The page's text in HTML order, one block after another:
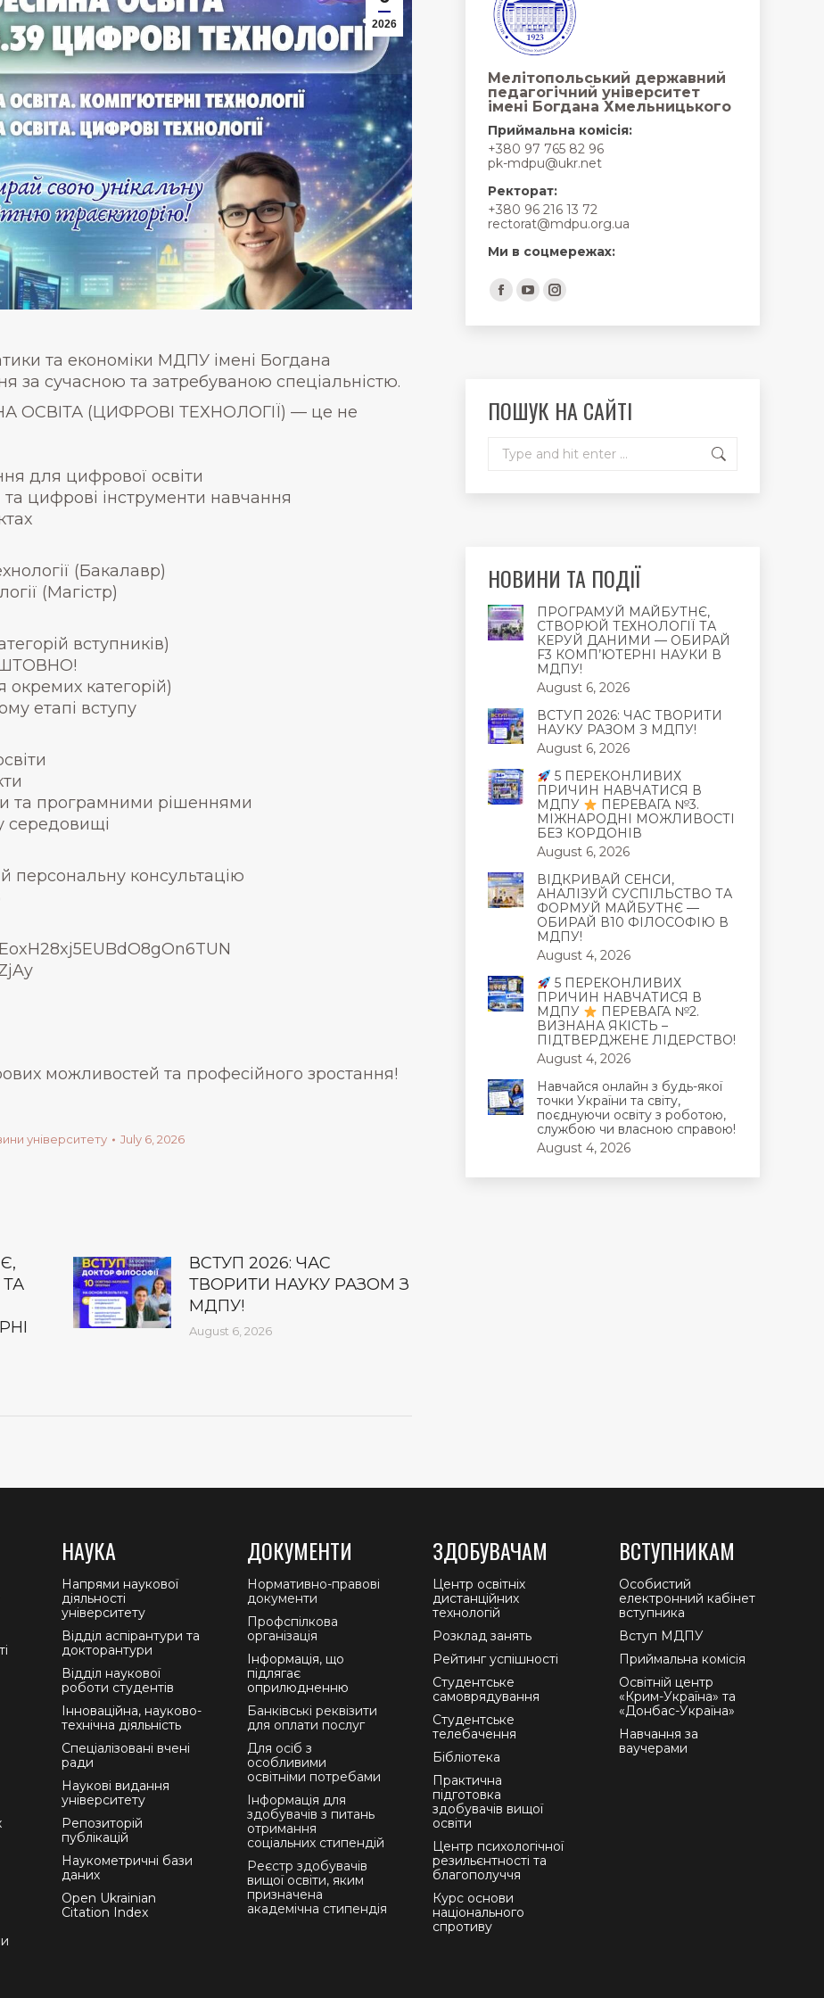
2026
та економіки МДПУ імені Богдана
за сучасною та затребуваною спеціальністю.
ОСВІТА (ЦИФРОВІ ТЕХНОЛОГІЇ) — це не
для цифрової освіти
цифрові інструменти навчання
(Бакалавр)
(Магістр)
вступників)
категорій)
етапі вступу
та програмними рішеннями
середовищі
персональну консультацію
можливостей та професійного зростання!
університету July 6, 2026
ВСТУП 2026: ЧАС
ТВОРИТИ НАУКУ РАЗОМ З
МДПУ!
August 6, 2026
Мелітопольський державний
педагогічний університет
імені Богдана Хмельницького
Приймальна комісія:
+380 97 765 82 96
pk-mdpu@ukr.net
Ректорат:
+380 96 216 13 72
rectorat@mdpu.org.ua
Ми в соцмережах:
Find us on:
Facebook
page
window
YouTube
page
window
Instagram
page
window
ПОШУК НА САЙТІ
НОВИНИ ТА ПОДІЇ
ПРОГРАМУЙ МАЙБУТНЄ,
СТВОРЮЙ ТЕХНОЛОГІЇ ТА
КЕРУЙ ДАНИМИ — ОБИРАЙ
F3 КОМП’ЮТЕРНІ НАУКИ В
МДПУ!
August 6, 2026
ВСТУП 2026: ЧАС ТВОРИТИ
НАУКУ РАЗОМ З МДПУ!
August 6, 2026
5 ПЕРЕКОНЛИВИХ
ПРИЧИН НАВЧАТИСЯ В
МДПУ
ПЕРЕВАГА №3.
МІЖНАРОДНІ МОЖЛИВОСТІ
БЕЗ КОРДОНІВ
August 6, 2026
ВІДКРИВАЙ СЕНСИ,
АНАЛІЗУЙ СУСПІЛЬСТВО ТА
ФОРМУЙ МАЙБУТНЄ —
ОБИРАЙ В10 ФІЛОСОФІЮ В
МДПУ!
August 4, 2026
5 ПЕРЕКОНЛИВИХ
ПРИЧИН НАВЧАТИСЯ В
МДПУ
ПЕРЕВАГА №2.
ВИЗНАНА ЯКІСТЬ –
ПІДТВЕРДЖЕНЕ ЛІДЕРСТВО!
August 4, 2026
Навчайся онлайн з будь-якої
точки України та світу,
поєднуючи освіту з роботою,
службою чи власною справою!
August 4, 2026
НАУКА
Напрями наукової
діяльності
університету
Відділ аспірантури та
докторантури
Відділ наукової
роботи студентів
Інноваційна, науково-
технічна діяльність
Спеціалізовані вчені
ради
Наукові видання
університету
Репозиторій
публікацій
Наукометричні бази
даних
Open Ukrainian
Citation Index
ДОКУМЕНТИ
Нормативно-правові
документи
Профспілкова
організація
Інформація, що
підлягає
оприлюдненню
Банківські реквізити
для оплати послуг
Для осіб з
особливими
освітніми потребами
Інформація для
здобувачів з питань
отримання
соціальних стипендій
Реєстр здобувачів
вищої освіти, яким
призначена
академічна стипендія
ЗДОБУВАЧАМ
Центр освітніх
дистанційних
технологій
Розклад занять
Рейтинг успішності
Студентське
самоврядування
Студентське
телебачення
Бібліотека
Практична
підготовка
здобувачів вищої
освіти
Центр психологічної
резильєнтності та
благополуччя
Курс основи
національного
спротиву
ВСТУПНИКАМ
Особистий
електронний кабінет
вступника
Вступ МДПУ
Приймальна комісія
Освітній центр
«Крим-Україна» та
«Донбас-Україна»
Навчання за
ваучерами